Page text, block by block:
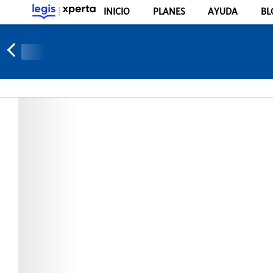
INICIO PLANES AYUDA